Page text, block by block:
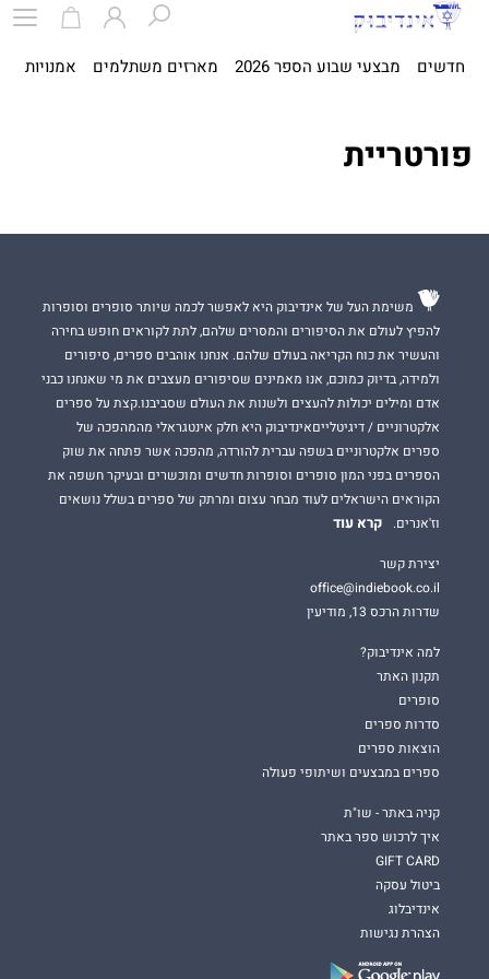
חדשים מבצעי שבוע הספר 2026 מארזים משתלמים אמנויות
פורטריית
משימת העל של אינדיבוק היא לאפשר לכמה שיותר סופרים וסופרות
להפיץ לעולם את הסיפורים והמסרים שלהם, לתת לקוראים חופש בחירה
והעשיר את כוח הקריאה בעולם שלהם. אנחנו אוהבים ספרים, סיפורים
ולמידה, בדיוק כמוכם, אנו מאמינים שסיפורים מעצבים את מי שאנחנו כבני
אדם ומילים יכולות להעצים ולשנות את העולם שסביבנו.קצת על ספרים
אלקטרוניים / דיגיטלייםאינדיבוק היא חלק אינטגראלי מהמהפכה של
ספרים אלקטרוניים בשפה עברית להורדה, מהפכה אשר פתחה את שוק
הספרים בפני המון סופרים וסופרות חדשים ומוכשרים ובעיקר חשפה את
הקוראים הישראלים לעוד מבחר עצום ומרתק של ספרים בשלל נושאים
וז'אנרים.
קרא עוד
יצירת קשר
office@indiebook.co.il
שדרות הרכס 13, מודיעין
למה אינדיבוק?
תקנון האתר
סופרים
סדרות ספרים
הוצאות ספרים
ספרים במבצעים ושיתופי פעולה
קניה באתר - שו"ת
איך לרכוש ספר באתר
GIFT CARD
ביטול עסקה
אינדיבלוג
הצהרת נגישות